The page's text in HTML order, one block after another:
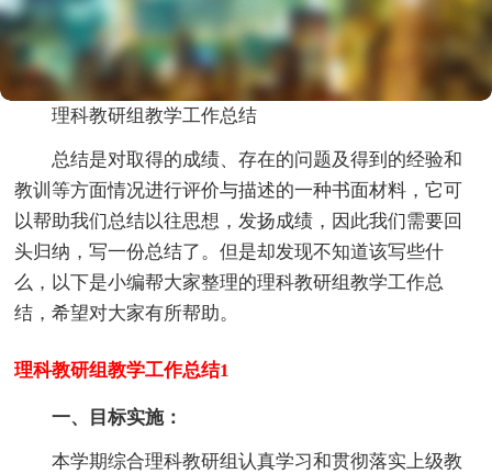
理科教研组教学工作总结
总结是对取得的成绩、存在的问题及得到的经验和
教训等方面情况进行评价与描述的一种书面材料，它可
以帮助我们总结以往思想，发扬成绩，因此我们需要回
头归纳，写一份总结了。但是却发现不知道该写些什
么，以下是小编帮大家整理的理科教研组教学工作总
结，希望对大家有所帮助。
理科教研组教学工作总结1
一、目标实施：
本学期综合理科教研组认真学习和贯彻落实上级教